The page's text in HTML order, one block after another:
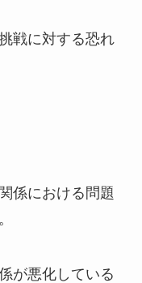
戦に対する恐れ
係における問題
が悪化している